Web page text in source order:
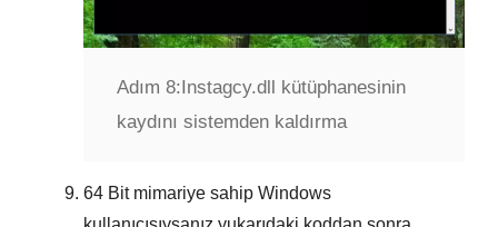
Adım 8:Instagcy.dll kütüphanesinin
kaydını sistemden kaldırma
64 Bitmimariye sahip Windows